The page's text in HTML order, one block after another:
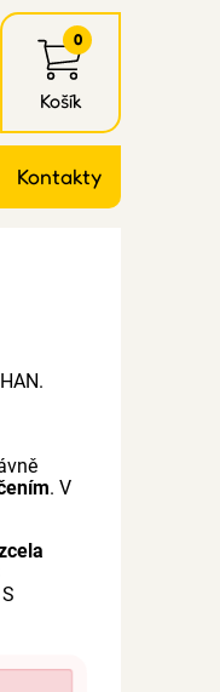
0
Košík
Kontakty
. V